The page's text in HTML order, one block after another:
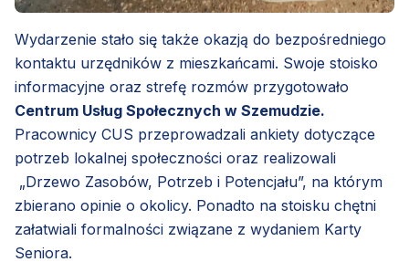
Wydarzenie stało się także okazją do bezpośredniego
kontaktu urzędników z mieszkańcami. Swoje stoisko
informacyjne oraz strefę rozmów przygotowało
Centrum Usług Społecznych w Szemudzie.
Pracownicy CUS przeprowadzali ankiety dotyczące
potrzeb lokalnej społeczności oraz realizowali
„Drzewo Zasobów, Potrzeb i Potencjału”, na którym
zbierano opinie o okolicy. Ponadto na stoisku chętni
załatwiali formalności związane z wydaniem Karty
Seniora.